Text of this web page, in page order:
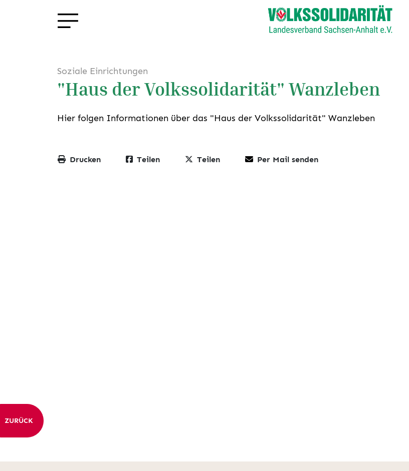
Soziale Einrichtungen
"Haus der Volkssolidarität" Wanzleben
Hier folgen Informationen über das "Haus der Volkssolidarität" Wanzleben
Drucken Teilen Teilen Per Mail senden
ZURÜCK